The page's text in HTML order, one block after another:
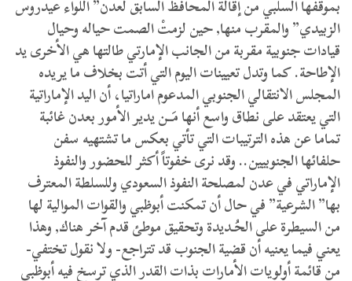
بموقفها السلبي من إقالة المحافظ السابق لعدن” اللواء عيدروس
الزبيدي” والمقرب منها, حين لزمتْ الصمت حياله وحيال
قيادات جنوبية مقربة من الجانب الإمارتي طالتها هي الأخرى يد
الإطاحة. كما وتدل تعيينات اليوم التي أتت بخلاف ما يريده
المجلس الانتقالي الجنوبي المدعوم اماراتيا، أن اليد الإماراتية
التي يعتقد على نطاق واسع أنها مَــن يدير الأمور بعدن غائبة
تماما عن هذه الترتيبات التي تأتي بعكس ما تشتهيه سفن
حلفائها الجنوبيين.. وقد نرى خفوتاً أكثر للحضور والنفوذ
الإماراتي في عدن لمصلحة النفوذ السعودي وللسلطة المعترف
بها” الشرعية” في حال أن تمكنت أبوظبي والقوات الموالية لها
من السيطرة على الحُـديدة وتحقيق موطئ قدم آخر هناك, وهذا
يعني فيما يعنيه أن قضية الجنوب قد تتراجع- ولا نقول تختفي-
من قائمة أولويات الأمارات بذات القدر الذي ترسخ فيه أبوظبي